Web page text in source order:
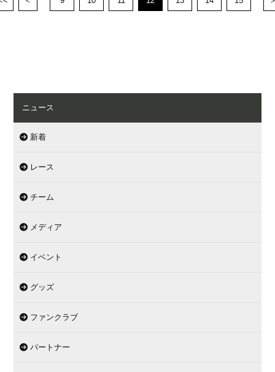
ニュース
新着
レース
チーム
メディア
イベント
グッズ
ファンクラブ
パートナー